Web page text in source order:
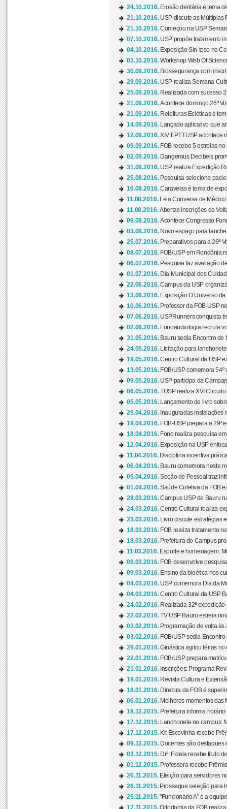
24.10.2016. Erosão dentária é tema
21.10.2016. USP discute as Múltiplas
21.10.2016.Começou na USP
07.10.2016. USP propõe tratamento
04.10.2016. Exposição Sín-tese no
03.10.2016.Workshop Web Of
30.09.2016. Biossegurança com
29.09.2016. USP realiza Semana
25.09.2016. Realizada com sucesso
21.09.2016.Acontece domingo 26ª
21.09.2016. Releituras Ecléticas é
14.09.2016.
Lançado aplicativo que
12.09.2016.XIV EPETUSP acontece
09.09.2016. FOB recebe 5 estrelas
02.09.2016. Dangerous Decibels
31.08.2016. USP realiza Expedição
25.08.2016. Pesquisa seleciona
16.08.2016.Caravelas é tema de
11.08.2016.
Leia Conversa de
11.08.2016.Abertas inscrições da
09.08.2016.Acontece Congresso
03.08.2016. Novo espaço para
25.07.2016. Preparativos para a 26ª
08.07.2016. FOB/USP em Rondônia
06.07.2016. Pesquisa faz avaliação
01.07.2016. Dia Municipal dos
22.06.2016.Campus da USP
13.06.2016. Exposição O Universo
10.06.2016. Professor da FOB-USP
07.06.2016. USPRunners conquista
02.06.2016. Fonoaudiologia recruta
31.05.2016. Bauru sedia Encontro de
24.05.2016.
Licitação para
19.05.2016.Centro Cultural da USP
13.05.2016. FOB/USP comemora
09.05.2016. USP participa da
06.05.2016.TUSP realiza XVI Circuito
05.05.2016.
Lançamento de livro
29.04.2016. Inauguradas instalações
19.04.2016. FOB-USP prepara a 29ª
18.04.2016. Fono realiza pesquisa
12.04.2016. Exposição na USP
11.04.2016. Disciplina incentiva
06.04.2016. Bauru comemora neste
05.04.2016.Seção de Pessoal traz
01.04.2016.Saúde Coletiva da FOB
28.03.2016.Campus USP de Bauru
24.03.2016.Centro Cultural realiza
23.03.2016.
Livro discute estratégias
18.03.2016. FOB realiza tratamento
18.03.2016. Prefeitura do Campus
11.03.2016. Esporte e homenagem:
09.03.2016. FOB desenvolve
09.03.2016. Ensino da bioética nos
04.03.2016. USP comemora Dia da
04.03.2016.Centro Cultural da USP
24.02.2016. Realizada 32ª
22.02.2016.TV USP Bauru estreia
03.02.2016. Programação de volta às
03.02.2016. FOB/USP sedia
29.01.2016.Ginástica agitou férias no
22.01.2016. FOB/USP prepara
21.01.2016. Inscrições: Programa
19.01.2016. Revista Cultura e
18.01.2016. Diretora da FOB é
06.01.2016. Melhores momentos das
18.12.2015. Prefeitura informa
17.12.2015.
Lanchonete no campus:
17.12.2015. Kit Escovinha recebe
09.12.2015. Docentes são destaques
03.12.2015. Drª. Fidela recebe título
01.12.2015. Professora recebe
26.11.2015. Eleição para servidores
26.11.2015. Prossegue seleção para
25.11.2015."Funcionário A" é a
17.11.2015.Ortodontia da FOB